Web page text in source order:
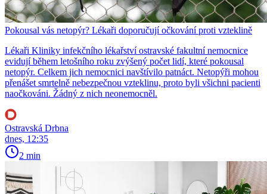
Pokousal vás netopýr? Lékaři doporučují očkování proti vzteklině
Lékaři Kliniky infekčního lékařství ostravské fakultní nemocnice
evidují během letošního roku zvýšený počet lidí, které pokousal
netopýr. Celkem jich nemocnici navštívilo patnáct. Netopýři mohou
přenášet smrtelně nebezpečnou vzteklinu, proto byli všichni pacienti
naočkováni. Žádný z nich neonemocněl.
Ostravská Drbna
dnes, 12:35
2 min